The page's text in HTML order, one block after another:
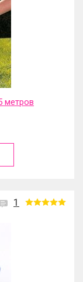
метров
1